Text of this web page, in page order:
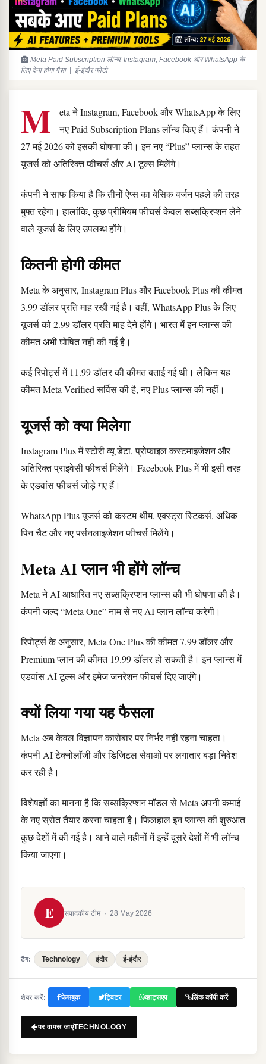
Meta Paid Subscription लॉन्च: Instagram, Facebook और WhatsApp के
लिए देना होगा पैसा | ई-इंदौर फोटो
M
eta ने Instagram, Facebook और WhatsApp के लिए
नए Paid Subscription Plans लॉन्च किए हैं। कंपनी ने
27 मई 2026 को इसकी घोषणा की। इन नए “Plus” प्लान्स के तहत
यूजर्स को अतिरिक्त फीचर्स और AI टूल्स मिलेंगे।
कंपनी ने साफ किया है कि तीनों ऐप्स का बेसिक वर्जन पहले की तरह
मुफ्त रहेगा। हालांकि, कुछ प्रीमियम फीचर्स केवल सब्सक्रिप्शन लेने
वाले यूजर्स के लिए उपलब्ध होंगे।
कितनी होगी कीमत
Meta के अनुसार, Instagram Plus और Facebook Plus की कीमत
3.99 डॉलर प्रति माह रखी गई है। वहीं, WhatsApp Plus के लिए
यूजर्स को 2.99 डॉलर प्रति माह देने होंगे। भारत में इन प्लान्स की
कीमत अभी घोषित नहीं की गई है।
कई रिपोर्ट्स में 11.99 डॉलर की कीमत बताई गई थी। लेकिन यह
कीमत Meta Verified सर्विस की है, नए Plus प्लान्स की नहीं।
यूजर्स को क्या मिलेगा
Instagram Plus में स्टोरी व्यू डेटा, प्रोफाइल कस्टमाइजेशन और
अतिरिक्त प्राइवेसी फीचर्स मिलेंगे। Facebook Plus में भी इसी तरह
के एडवांस फीचर्स जोड़े गए हैं।
WhatsApp Plus यूजर्स को कस्टम थीम, एक्स्ट्रा स्टिकर्स, अधिक
पिन चैट और नए पर्सनलाइजेशन फीचर्स मिलेंगे।
Meta AI प्लान भी होंगे लॉन्च
Meta ने AI आधारित नए सब्सक्रिप्शन प्लान्स की भी घोषणा की है।
कंपनी जल्द “Meta One” नाम से नए AI प्लान लॉन्च करेगी।
रिपोर्ट्स के अनुसार, Meta One Plus की कीमत 7.99 डॉलर और
Premium प्लान की कीमत 19.99 डॉलर हो सकती है। इन प्लान्स में
एडवांस AI टूल्स और इमेज जनरेशन फीचर्स दिए जाएंगे।
क्यों लिया गया यह फैसला
Meta अब केवल विज्ञापन कारोबार पर निर्भर नहीं रहना चाहता।
कंपनी AI टेक्नोलॉजी और डिजिटल सेवाओं पर लगातार बड़ा निवेश
कर रही है।
विशेषज्ञों का मानना है कि सब्सक्रिप्शन मॉडल से Meta अपनी कमाई
के नए स्रोत तैयार करना चाहता है। फिलहाल इन प्लान्स की शुरुआत
कुछ देशों में की गई है। आने वाले महीनों में इन्हें दूसरे देशों में भी लॉन्च
किया जाएगा।
E संपादकीय टीम · 28 May 2026
टैग: Technology इंदौर ई-इंदौर
शेयर करें: फेसबुक ट्विटर व्हाट्सएप लिंक कॉपी करें
पर वापस जाएंTECHNOLOGY